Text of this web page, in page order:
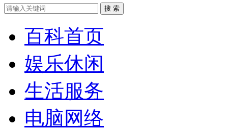
搜 索
百科首页
娱乐休闲
生活服务
电脑网络